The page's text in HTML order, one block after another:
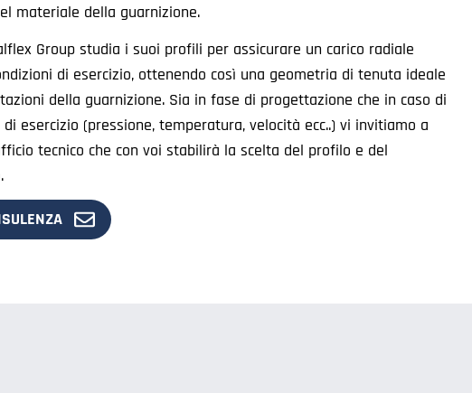
materiale della guarnizione.
Group studia i suoi profili per assicurare un carico radiale
di esercizio, ottenendo così una geometria di tenuta ideale
della guarnizione. Sia in fase di progettazione che in caso di
esercizio (pressione, temperatura, velocità ecc..) vi invitiamo a
tecnico che con voi stabilirà la scelta del profilo e del